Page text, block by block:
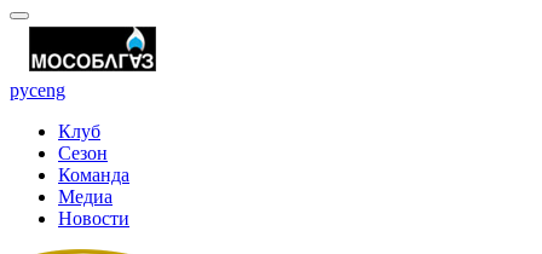
русeng
Клуб
Сезон
Команда
Медиа
Новости